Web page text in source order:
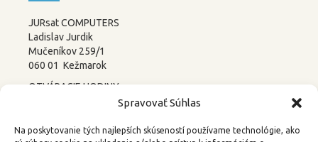
Spravovať Súhlas
Na poskytovanie tých najlepších skúseností používame technológie, ako
JURsat COMPUTERS
Ladislav Jurdik
Mučeníkov 259/1
060 01 Kežmarok
OTVÁRACIE HODINY:
PONDELOK – PIATOK
SOBOTA – NEDEĽA